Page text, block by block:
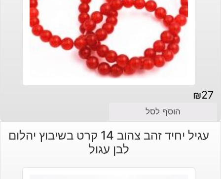
₪27
הוסף לסל
עגיל יחיד זהב צהוב 14 קרט בשיבוץ יהלום
לבן עגול